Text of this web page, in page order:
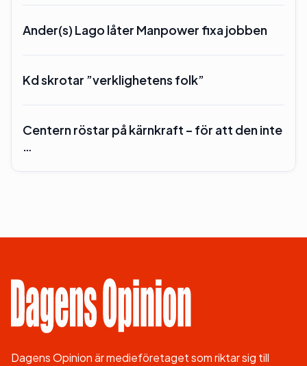
Ander(s) Lago låter Manpower fixa jobben
Kd skrotar ”verklighetens folk”
Centern röstar på kärnkraft – för att den inte
…
Dagens Opinion är medieföretaget som riktar sig till